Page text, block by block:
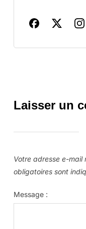
Laisser un
Votre adresse e-mail
obligatoires sont
Message :